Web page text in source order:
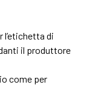
di
il produttore
come per